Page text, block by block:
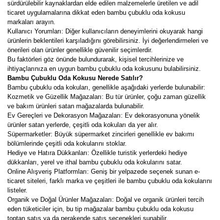
sürdürülebilir kaynaklardan elde edilen malzemelerle üretilen ve adil
ticaret uygulamalarına dikkat eden bambu çubuklu oda kokusu
markaları arayın.
Kullanıcı Yorumları: Diğer kullanıcıların deneyimlerini okuyarak hangi
ürünlerin beklentileri karşıladığını görebilirsiniz. İyi değerlendirmeleri ve
önerileri olan ürünler genellikle güvenilir seçimlerdir.
Bu faktörleri göz önünde bulundurarak, kişisel tercihlerinize ve
ihtiyaçlarınıza en uygun bambu çubuklu oda kokusunu bulabilirsiniz.
Bambu Çubuklu Oda Kokusu Nerede Satılır?
Bambu çubuklu oda kokuları, genellikle aşağıdaki yerlerde bulunabilir:
Kozmetik ve Güzellik Mağazaları: Bu tür ürünler, çoğu zaman güzellik
ve bakım ürünleri satan mağazalarda bulunabilir.
Ev Gereçleri ve Dekorasyon Mağazaları: Ev dekorasyonuna yönelik
ürünler satan yerlerde, çeşitli oda kokuları da yer alır.
Süpermarketler: Büyük süpermarket zincirleri genellikle ev bakımı
bölümlerinde çeşitli oda kokularını stoklar.
Hediye ve Hatıra Dükkanları: Özellikle turistik yerlerdeki hediye
dükkanları, yerel ve ithal bambu çubuklu oda kokularını satar.
Online Alışveriş Platformları: Geniş bir yelpazede seçenek sunan e-
ticaret siteleri, farklı marka ve çeşitleri ile bambu çubuklu oda kokularını
listeler.
Organik ve Doğal Ürünler Mağazaları: Doğal ve organik ürünleri tercih
eden tüketiciler için, bu tip mağazalar bambu çubuklu oda kokusu
toptan satış ya da perakende satış seçenekleri sunabilir.